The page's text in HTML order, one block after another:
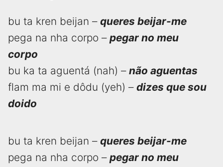
bu ta kren beijan – queres beijar-me
pega na nha corpo – pegar no meu
corpo
bu ka ta aguentá (nah) – não aguentas
flam ma mi e dôdu (yeh) – dizes que sou
doido
bu ta kren beijan – queres beijar-me
pega na nha corpo – pegar no meu